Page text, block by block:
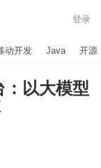
登录
动开发 Java 开源
以大模型